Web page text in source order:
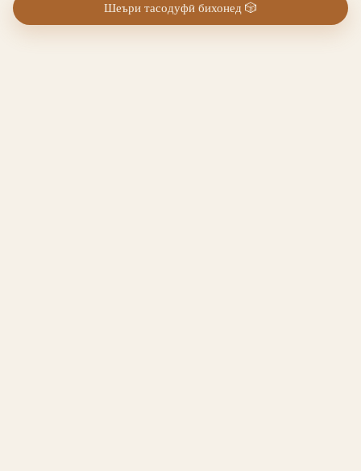
Шеъри тасодуфӣ бихонед 🎲